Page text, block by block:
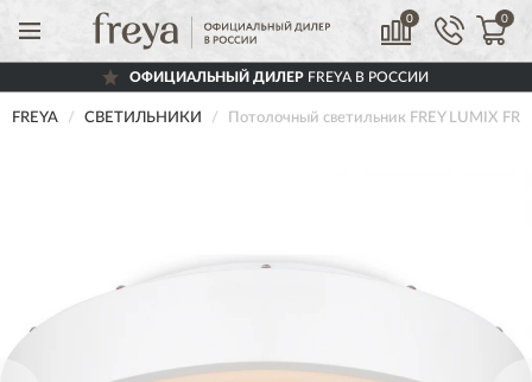
0 0
ОФИЦИАЛЬНЫЙ ДИЛЕРFREYA В РОССИИ
FREYA СВЕТИЛЬНИКИ Потолочный светильник FREY LUMIX